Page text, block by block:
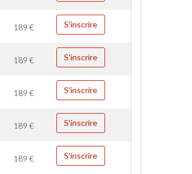
189€ S'inscrire
189€ S'inscrire
189€ S'inscrire
189€ S'inscrire
189€ S'inscrire